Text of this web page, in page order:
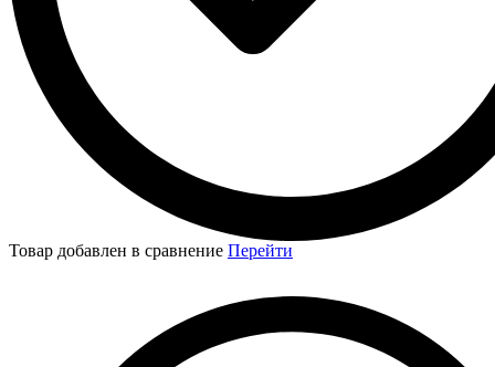
Товар добавлен в сравнение Перейти